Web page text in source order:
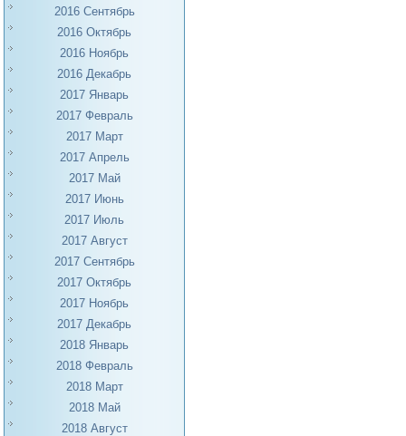
2016 Сентябрь
2016 Октябрь
2016 Ноябрь
2016 Декабрь
2017 Январь
2017 Февраль
2017 Март
2017 Апрель
2017 Май
2017 Июнь
2017 Июль
2017 Август
2017 Сентябрь
2017 Октябрь
2017 Ноябрь
2017 Декабрь
2018 Январь
2018 Февраль
2018 Март
2018 Май
2018 Август